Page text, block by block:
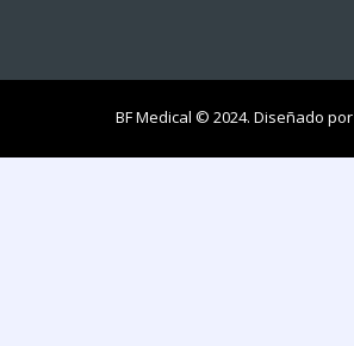
BF Medical © 2024. Diseñado por